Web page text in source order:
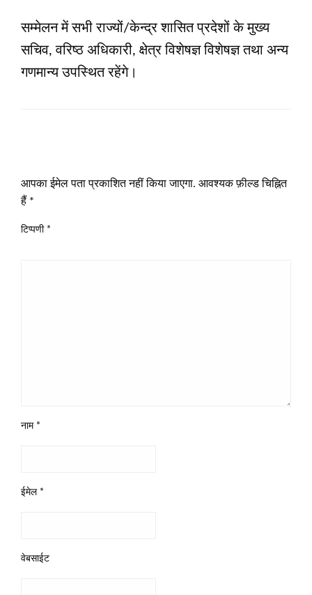
सम्मेलन में सभी राज्यों/केन्द्र शासित प्रदेशों के मुख्य
सचिव, वरिष्ठ अधिकारी, क्षेत्र विशेषज्ञ विशेषज्ञ तथा अन्य
गणमान्‍य उपस्थित रहेंगे।
आपका ईमेल पता प्रकाशित नहीं किया जाएगा. आवश्यक फ़ील्ड चिह्नित
हैं *
टिप्पणी *
नाम *
ईमेल *
वेबसाईट